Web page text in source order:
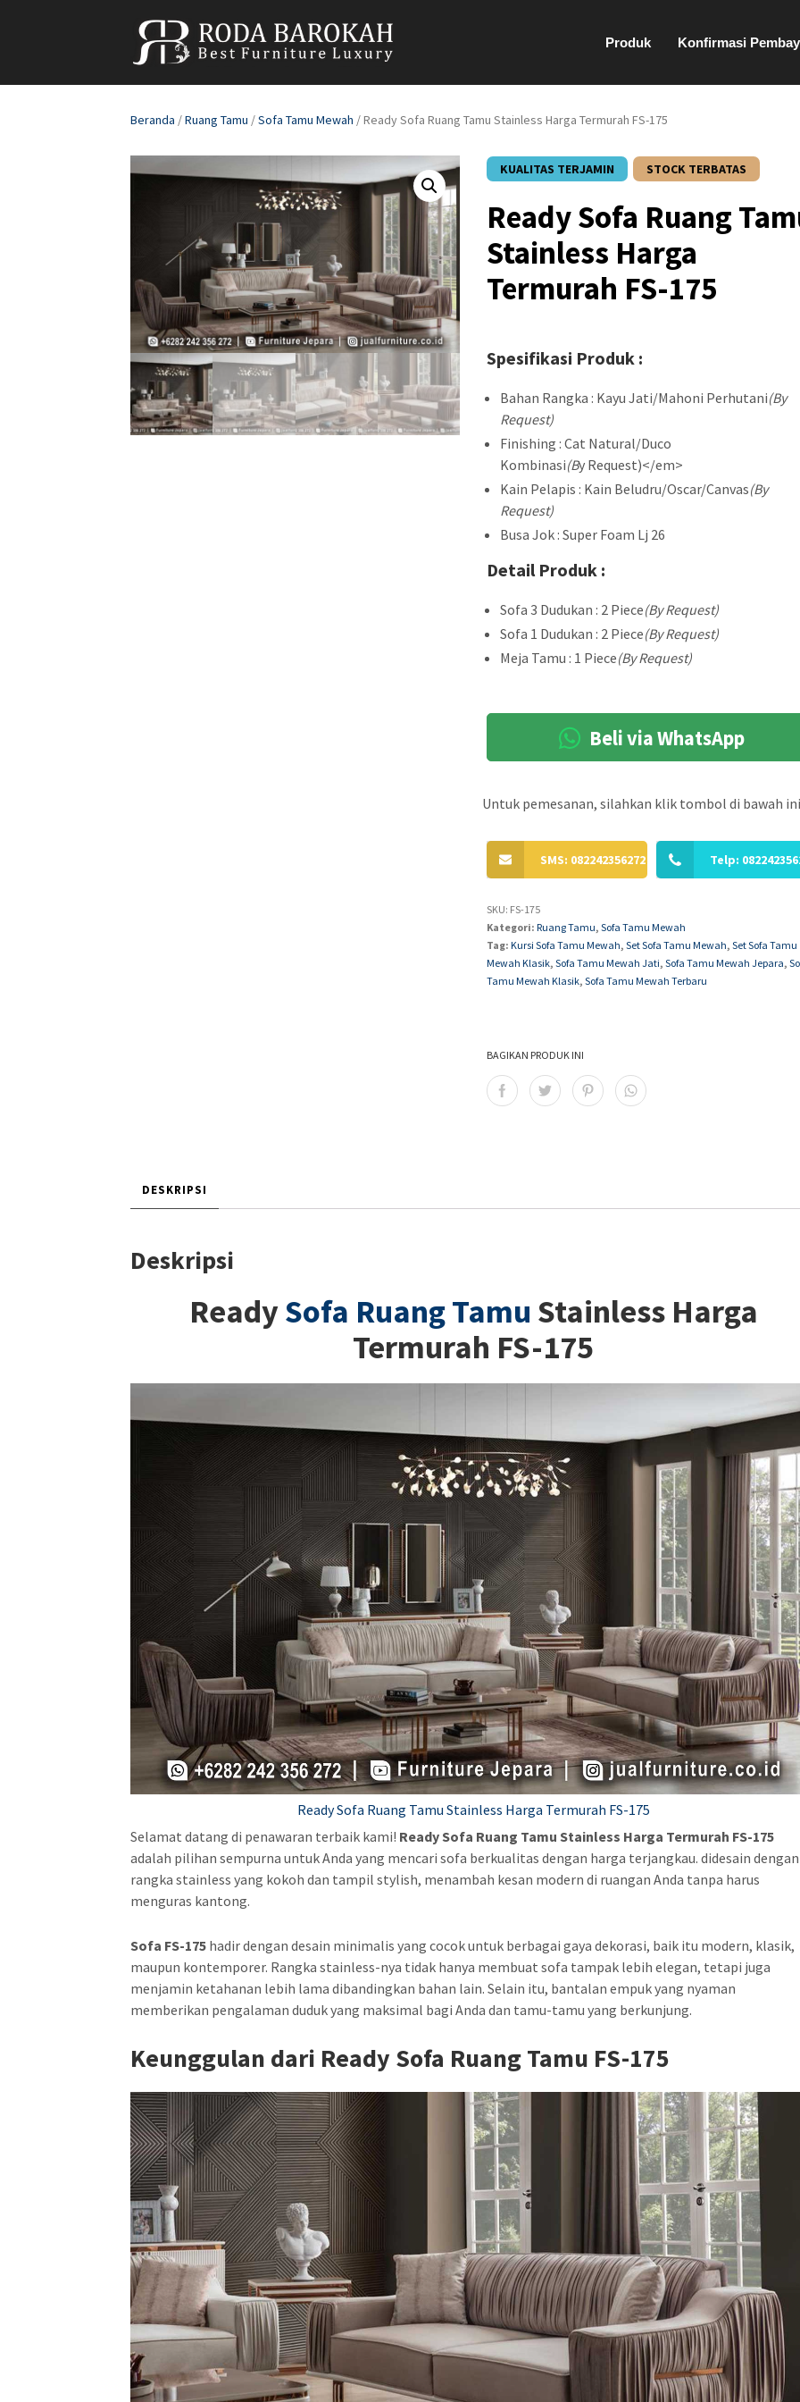
Produk Konfirmasi
Beranda /Ruang Tamu /Sofa Tamu Mewah / Ready Sofa Ruang Tamu Stainless Harga Termurah FS-175
KUALITAS TERJAMIN STOCK TERBATAS
Ready Sofa Ruang
Stainless Harga
Termurah FS-175
Spesifikasi Produk :
Bahan Rangka : Kayu Jati/Mahoni Perhutani(By
Request)
Finishing : Cat Natural/Duco
Kombinasi(By Request)</em>
Kain Pelapis : Kain Beludru/Oscar/Canvas(By
Request)
Busa Jok : Super Foam Lj 26
Detail Produk :
Sofa 3 Dudukan : 2 Piece(By Request)
Sofa 1 Dudukan : 2 Piece(By Request)
Meja Tamu : 1 Piece(By Request)
Beli via WhatsApp
Untuk pemesanan, silahkan klik tombol di bawah
SMS: 082242356272 Telp:
SKU: FS-175
Kategori:Ruang Tamu,Sofa Tamu Mewah
Tag:Kursi Sofa Tamu Mewah,Set Sofa Tamu Mewah,Set Sofa Tamu
Mewah Klasik,Sofa Tamu Mewah Jati,Sofa Tamu Mewah Jepara,
Tamu Mewah Klasik,Sofa Tamu Mewah Terbaru
BAGIKAN PRODUK INI
DESKRIPSI
Deskripsi
ReadySofa Ruang Tamu Stainless Harga
Termurah FS-175
Ready Sofa Ruang Tamu Stainless Harga Termurah FS-175
Selamat datang di penawaran terbaik kami! Ready Sofa Ruang Tamu Stainless Harga Termurah FS-175
adalah pilihan sempurna untuk Anda yang mencari sofa berkualitas dengan harga terjangkau. didesain dengan
rangka stainless yang kokoh dan tampil stylish, menambah kesan modern di ruangan Anda tanpa harus
menguras kantong.
Sofa FS-175 hadir dengan desain minimalis yang cocok untuk berbagai gaya dekorasi, baik itu modern, klasik,
maupun kontemporer. Rangka stainless-nya tidak hanya membuat sofa tampak lebih elegan, tetapi juga
menjamin ketahanan lebih lama dibandingkan bahan lain. Selain itu, bantalan empuk yang nyaman
memberikan pengalaman duduk yang maksimal bagi Anda dan tamu-tamu yang berkunjung.
Keunggulan dari Ready Sofa Ruang Tamu FS-175